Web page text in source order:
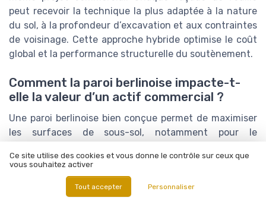
peut recevoir la technique la plus adaptée à la nature
du sol, à la profondeur d’excavation et aux contraintes
de voisinage. Cette approche hybride optimise le coût
global et la performance structurelle du soutènement.
Comment la paroi berlinoise impacte-t-
elle la valeur d’un actif commercial ?
Une paroi berlinoise bien conçue permet de maximiser
les surfaces de sous-sol, notamment pour le
améliore la valeur locative de l’actif. Elle réduit aussi les
risques de sinistres liés aux mouvements de sol,
protégeant ainsi la pérennité de l’investissement.
Ce site utilise des cookies et vous donne le contrôle sur ceux que
vous souhaitez activer
Tout accepter Personnaliser